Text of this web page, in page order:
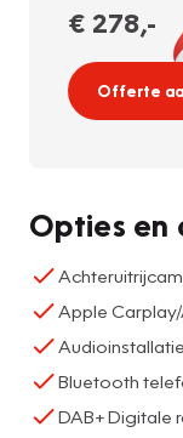
€ 278,-
Offerte
Opties en
Apple
Bluetooth
DAB+ Digitale